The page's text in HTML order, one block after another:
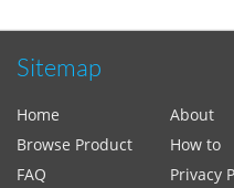
Sitemap
Home About
Browse Product
How to
FAQ
Privacy